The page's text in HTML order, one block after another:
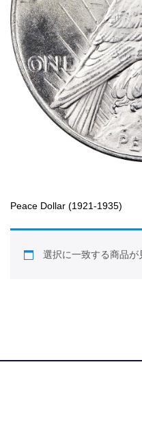
Peace Dollar (1921-1935)
選択に一致する商品が